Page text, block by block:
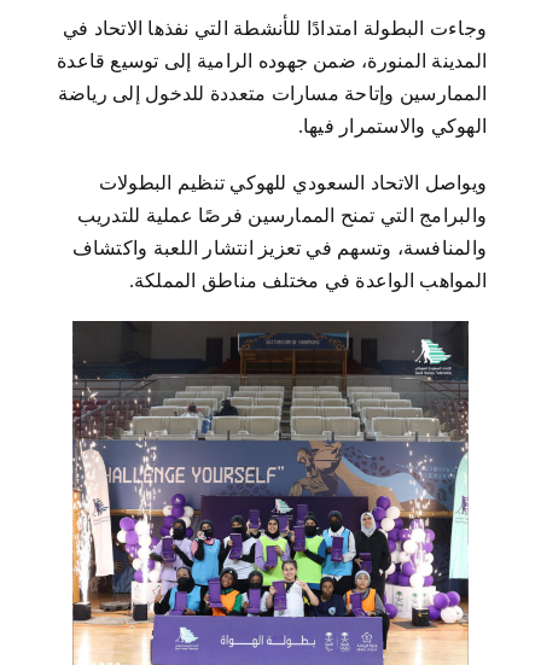
وجاءت البطولة امتدادًا للأنشطة التي نفذها الاتحاد في
المدينة المنورة، ضمن جهوده الرامية إلى توسيع قاعدة
الممارسين وإتاحة مسارات متعددة للدخول إلى رياضة
الهوكي والاستمرار فيها.
ويواصل الاتحاد السعودي للهوكي تنظيم البطولات
والبرامج التي تمنح الممارسين فرصًا عملية للتدريب
والمنافسة، وتسهم في تعزيز انتشار اللعبة واكتشاف
المواهب الواعدة في مختلف مناطق المملكة.